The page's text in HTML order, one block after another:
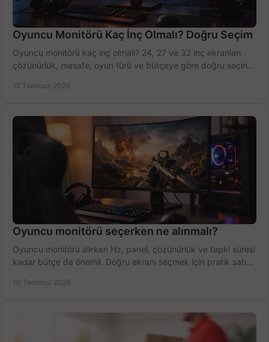
Oyuncu Monitörü Kaç İnç Olmalı? Doğru Seçim
Oyuncu monitörü kaç inç olmalı? 24, 27 ve 32 inç ekranları
çözünürlük, mesafe, oyun türü ve bütçeye göre doğru seçin,
12 Temmuz 2026
Oyuncu monitörü seçerken ne alınmalı?
Oyuncu monitörü alırken Hz, panel, çözünürlük ve tepki süresi
kadar bütçe de önemli. Doğru ekranı seçmek için pratik satın
10 Temmuz 2026